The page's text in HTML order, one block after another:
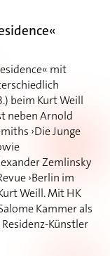
mit
beim Kurt Weill
neben Arnold
›Die Junge
Zemlinsky
›Berlin im
Weill. Mit HK
Kammer als
Künstler